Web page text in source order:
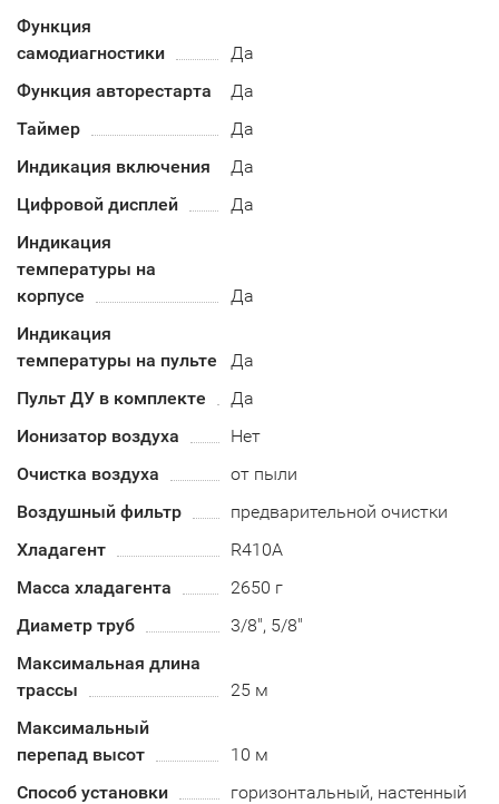
Функция
самодиагностики
Да
Функция авторестарта
Да
Таймер
Да
Индикация включения
Да
Цифровой дисплей
Да
Индикация
температуры на
корпусе
Да
Индикация
температуры на пульте
Да
Пульт ДУ в комплекте
Да
Ионизатор воздуха
Нет
Очистка воздуха
от пыли
Воздушный фильтр
предварительной очистки
Хладагент
R410А
Масса хладагента
2650 г
Диаметр труб
3/8", 5/8"
Максимальная длина
трассы
25 м
Максимальный
перепад высот
10 м
Способ установки
горизонтальный, настенный